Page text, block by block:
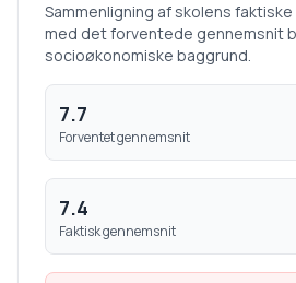
Sammenligning af skolens
med det forventede gennemsnit
socioøkonomiske baggrund.
7.7
Forventet gennemsnit
7.4
Faktisk gennemsnit